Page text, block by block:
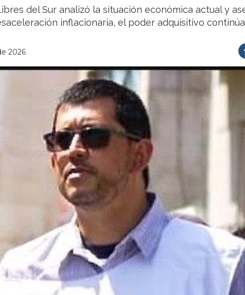
del Sur analizó la situación económica actual y
inflacionaria, el poder adquisitivo continúa
2026